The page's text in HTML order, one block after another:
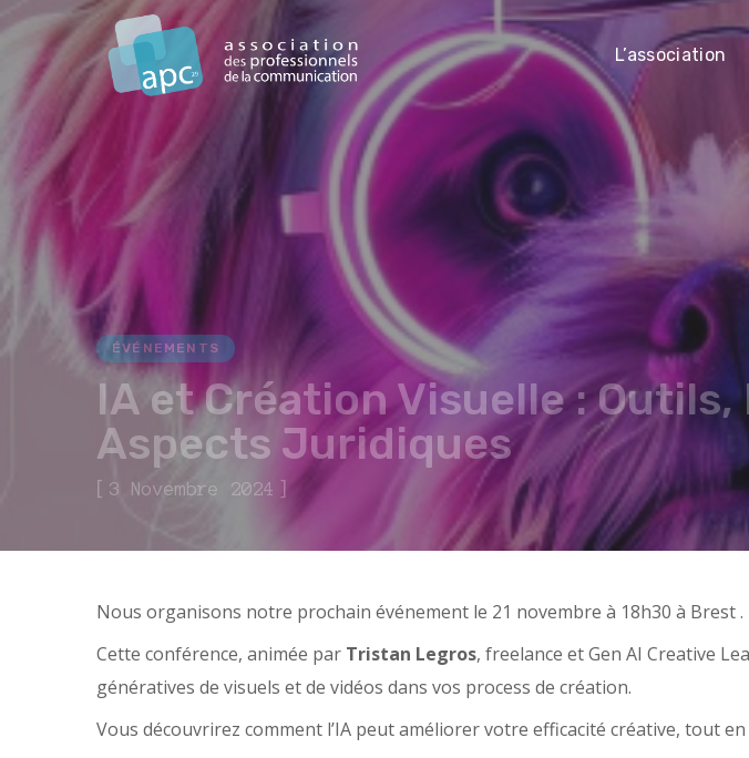
L’association
ÉVÉNEMENTS
IA et Création Visuelle :
Aspects Juridiques
[ 3 Novembre 2024 ]
Nous organisons notre prochain événement le 21 novembre à 18h30 à Brest .
Cette conférence, animée par Tristan Legros, freelance et Gen AI Creative
génératives de visuels et de vidéos dans vos process de création.
Vous découvrirez comment l’IA peut améliorer votre efficacité créative, tout